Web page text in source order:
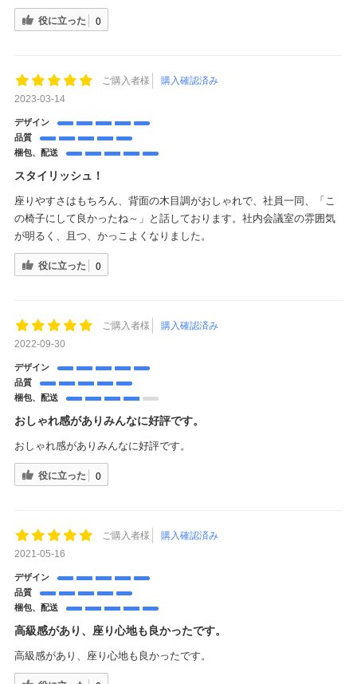
役に立った 0
ご購入者様
購入確認済み
2023-03-14
デザイン
品質
梱包、配送
スタイリッシュ！
座りやすさはもちろん、背面の木目調がおしゃれで、社員一同、「こ
の椅子にして良かったね～」と話しております。社内会議室の雰囲気
が明るく、且つ、かっこよくなりました。
役に立った 0
ご購入者様
購入確認済み
2022-09-30
デザイン
品質
梱包、配送
おしゃれ感がありみんなに好評です。
おしゃれ感がありみんなに好評です。
役に立った 0
ご購入者様
購入確認済み
2021-05-16
デザイン
品質
梱包、配送
高級感があり、座り心地も良かったです。
高級感があり、座り心地も良かったです。